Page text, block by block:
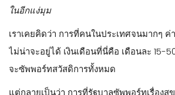
ในอีกแง่มุม
เราเคยคิดว่า การที่คนในประเทศจนมากๆ
ไม่น่าจะอยู่ได้ เงินเดือนที่นี่คือ เดือนละ 15-
จะซัพพอร์ทสวัสดิการทั้งหมด
แต่กลายเป็นว่า การที่รัฐบาลซัพพอร์ทเรื่อง